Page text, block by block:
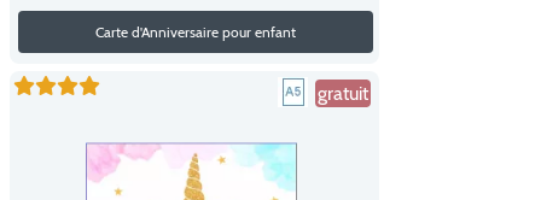
Carte d'Anniversaire pour enfant
gratuit